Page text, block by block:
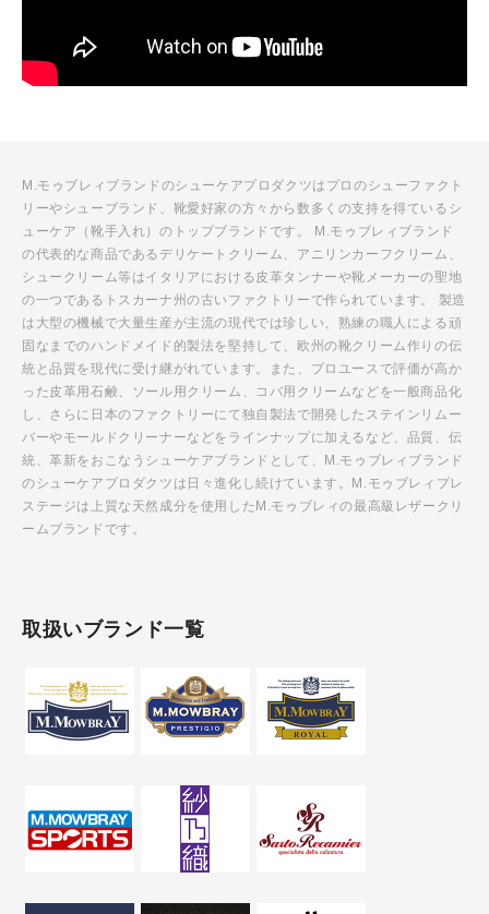
M.モゥブレィブランドのシューケアプロダクツはプロのシューファクト
リーやシューブランド、靴愛好家の方々から数多くの支持を得ているシ
ューケア（靴手入れ）のトップブランドです。 M.モゥブレィブランド
の代表的な商品であるデリケートクリーム、アニリンカーフクリーム、
シュークリーム等はイタリアにおける皮革タンナーや靴メーカーの聖地
の一つであるトスカーナ州の古いファクトリーで作られています。 製造
は大型の機械で大量生産が主流の現代では珍しい、熟練の職人による頑
固なまでのハンドメイド的製法を堅持して、欧州の靴クリーム作りの伝
統と品質を現代に受け継がれています。また、プロユースで評価が高か
った皮革用石鹸、ソール用クリーム、コバ用クリームなどを一般商品化
し、さらに日本のファクトリーにて独自製法で開発したステインリムー
バーやモールドクリーナーなどをラインナップに加えるなど、品質、伝
統、革新をおこなうシューケアブランドとして、M.モゥブレィブランド
のシューケアプロダクツは日々進化し続けています。M.モゥブレィプレ
ステージは上質な天然成分を使用したM.モゥブレィの最高級レザークリ
ームブランドです。
取扱いブランド一覧